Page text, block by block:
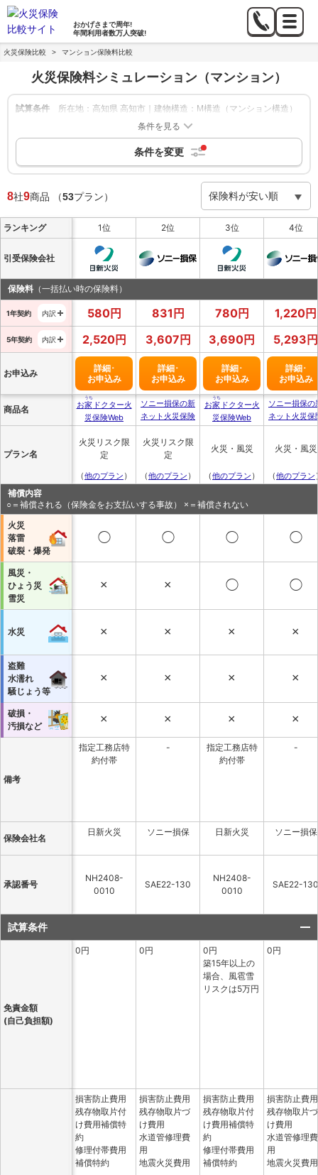
おかげさまで周年!
年間利用者数万人突破!
火災保険比較 > マンション保険料比較
火災保険料シミュレーション （マンション）
試算条件
所在地：高知県 高知市｜建物構造：M構造（マンション構造）
｜築年数：新築｜建物の保険金額：2,000万円｜家財補償：-｜
地震保険：なし
保険期間：1年,5年|
条件を見る
条件を変更
8社9商品 （53プラン）
ランキング 1位 2位 3位 4位
引受保険会社
保険料 （一括払い時の保険料）
1年契約 内訳 580円 831 円 780円 1,220円
5年契約 内訳 2,520円 3,607 円 3,690円 5,293 円
お申込み
詳細･
お申込み
詳細･
お申込み
詳細･
お申込み
詳細･
お申込み
商品名 お家
うち
ドクター火
災保険Web
ソニー損保の新
ネット火災保険
お家
うち
ドクター火
災保険Web
ソニー損保の
ネット火災保
プラン名
火災リスク限
定
火災リスク限
定
火災・風災 火災・風災
（他のプラン ） （他のプラン ） （他のプラン ） （他のプラン
補償内容
○＝補償される（保険金をお支払いする事故） ×＝補償されない
火災
落雷
破裂・爆発
◯ ◯ ◯ ◯
風災・
ひょう災
雪災
× × ◯ ◯
水災 × × × ×
盗難
水濡れ
騒じょう等
× × × ×
破損・
汚損など
× × × ×
備考
指定工務店特
約付帯
-
指定工務店特
約付帯
-
保険会社名
日新火災 ソニー損保 日新火災 ソニー損保
承認番号
NH2408-
0010
SAE22-130
NH2408-
0010
SAE22-130
試算条件
免責金額
(自己負担額)
0円 0円
0円
築15年以上の
場合、風雹雪
リスクは5万円
0円
損害防止費用
残存物取片付
け費用補償特
約
修理付帯費用
補償特約
損害防止費用
残存物取片づ
け費用
水道管修理費
用
地震火災費用
損害防止費用
残存物取片付
け費用補償特
約
修理付帯費用
補償特約
損害防止費用
残存物取片づ
け費用
水道管修理費
用
地震火災費用